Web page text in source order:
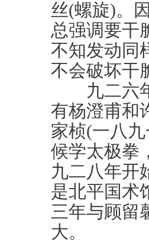
丝(螺旋)。
总强调要干
不知发动同
不会破坏干
九二六年
有杨澄甫和
家桢(一八
候学太极拳
九二八年开
是北平国术
三年与顾留
大。